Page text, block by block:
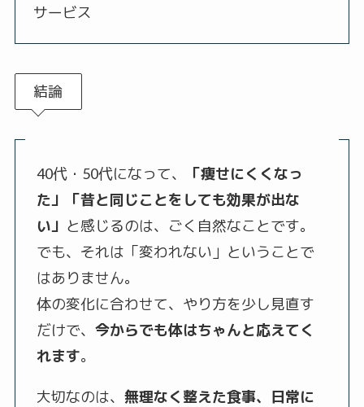
サービス
結論
40代・50代になって、
「痩せにくくなっ
た」「昔と同じことをしても効果が出な
い」 と感じるのは、ごく自然なことです。
でも、それは「変われない」ということで
はありません。
体の変化に合わせて、やり方を少し見直す
だけで、 今からでも体はちゃんと応えてく
れます。
大切なのは、 無理なく整えた食事、日常に